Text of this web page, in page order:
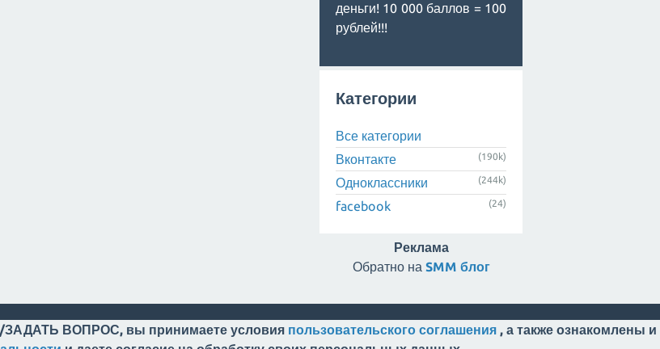
деньги! 10 000 баллов = 100
рублей!!!
Категории
Все категории
Вконтакте
(190k)
Одноклассники (244k)
facebook (24)
Реклама
Обратно на SMM блог
ВОПРОС, вы принимаете условия пользовательского соглашения , а также ознакомлены и